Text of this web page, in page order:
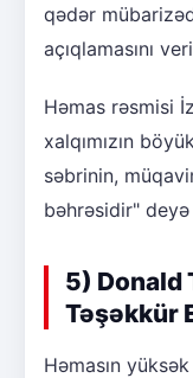
qədər
açıqlamasını
Həmas rəsmisi
xalqımızın
səbrinin,
bəhrəsidir"
5) Donald
Təşəkkür
Həmasın